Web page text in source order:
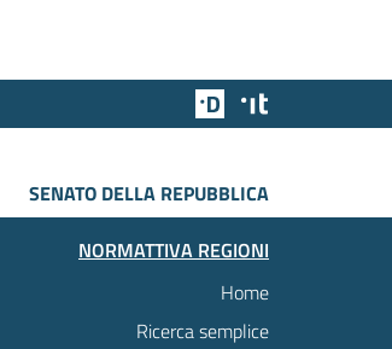
Team Digitale
SENATO DELLA REPUBBLICA
NORMATTIVA REGIONI
Home
Ricerca semplice